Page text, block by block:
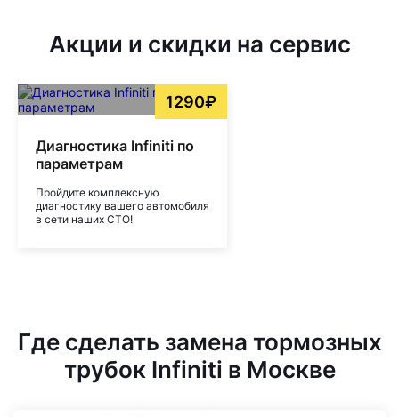
Акции и скидки на сервис
1290₽
Диагностика Infiniti по
параметрам
Пройдите комплексную
диагностику вашего автомобиля
в сети наших СТО!
Где сделать замена тормозных
трубок Infiniti в Москве